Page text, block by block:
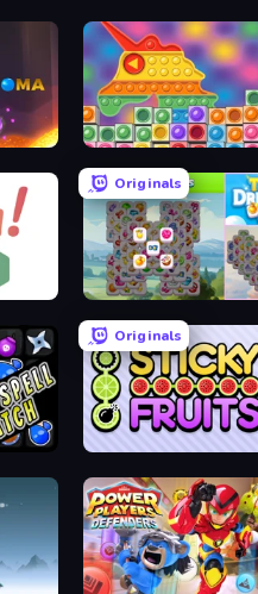
Popit vs Spinner
Originals
Tile Dreams
Originals